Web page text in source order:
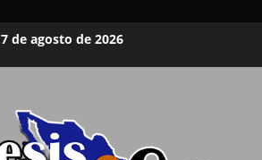
7 de agosto de 2026